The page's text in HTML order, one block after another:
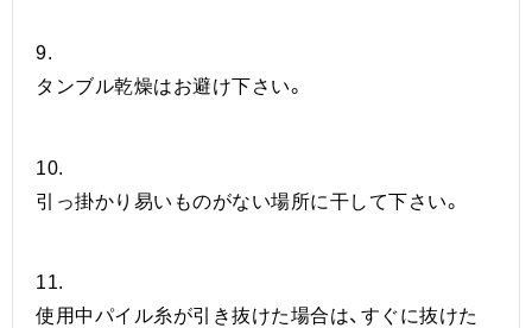
9.
タンブル乾燥はお避け下さい。
10.
引っ掛かり易いものがない場所に干して下さい。
11.
使用中パイル糸が引き抜けた場合は、すぐに抜けた